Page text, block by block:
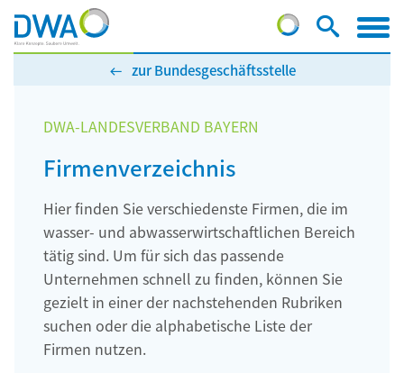
zur Bundesgeschäftsstelle
DWA-LANDESVERBAND BAYERN
Firmenverzeichnis
Hier finden Sie verschiedenste Firmen, die im
wasser- und abwasserwirtschaftlichen Bereich
tätig sind. Um für sich das passende
Unternehmen schnell zu finden, können Sie
gezielt in einer der nachstehenden Rubriken
suchen oder die alphabetische Liste der
Firmen nutzen.